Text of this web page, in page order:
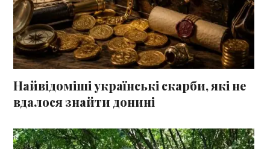
Найвідоміші українські скарби, які не
вдалося знайти донині